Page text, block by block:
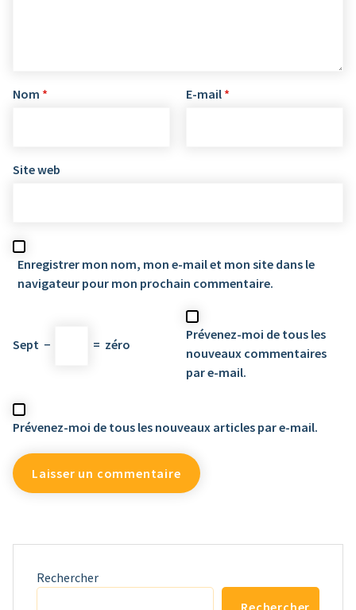
Nom * E-mail *
Site web
Enregistrer mon nom, mon e-mail et mon site dans le
navigateur pour mon prochain commentaire.
Sept − = zéro
Prévenez-moi de tous les
nouveaux commentaires
par e-mail.
Prévenez-moi de tous les nouveaux articles par e-mail.
Rechercher